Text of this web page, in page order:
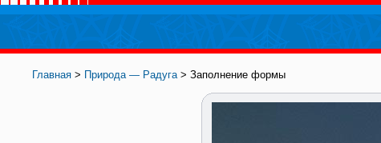
Главная > Природа — Радуга> Заполнение формы